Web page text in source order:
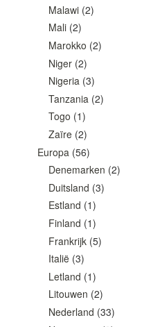
Malawi (2)
Mali (2)
Marokko (2)
Niger (2)
Nigeria (3)
Tanzania (2)
Togo (1)
Zaïre (2)
Europa (56)
Denemarken (2)
Duitsland (3)
Estland (1)
Finland (1)
Frankrijk (5)
Italië (3)
Letland (1)
Litouwen (2)
Nederland (33)